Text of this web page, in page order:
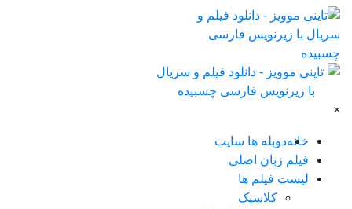
×
خانهدوبله ها سایت
فیلم زبان اصلی
لیست فیلم ها
کلاسیک